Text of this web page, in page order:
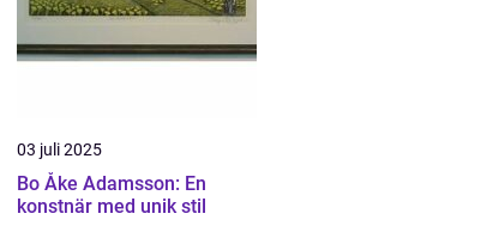
03 juli 2025
Bo Åke Adamsson: En
konstnär med unik stil